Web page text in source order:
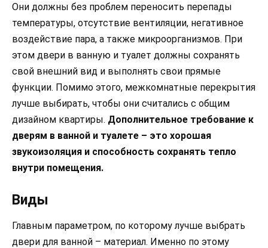
Они должны без проблем переносить перепады
температуры, отсутствие вентиляции, негативное
воздействие пара, а также микроорганизмов. При
этом двери в ванную и туалет должны сохранять
свой внешний вид и выполнять свои прямые
функции. Помимо этого, межкомнатные перекрытия
лучше выбирать, чтобы они считались с общим
дизайном квартиры. Дополнительное требование к
дверям в ванной и туалете – это хорошая
звукоизоляция и способность сохранять тепло
внутри помещения.
Виды
Главным параметром, по которому лучше выбрать
двери для ванной – материал. Именно по этому